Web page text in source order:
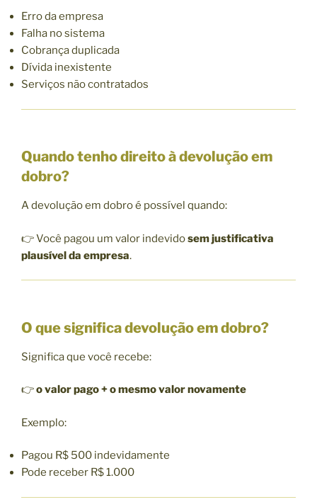
Erro da empresa
Falha no sistema
Cobrança duplicada
Dívida inexistente
Serviços não contratados
Quando tenho direito à devolução em
dobro?
A devolução em dobro é possível quando:
👉 Você pagou um valor indevidosem justificativa
plausível da empresa.
O que significa devolução em dobro?
Significa que você recebe:
👉o valor pago + o mesmo valor novamente
Exemplo:
Pagou R$ 500 indevidamente
Pode receber R$ 1.000